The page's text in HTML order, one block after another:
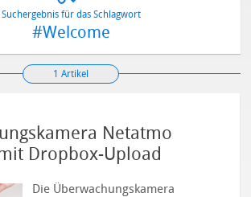
Suchergebnis für das Schlagwort
#Welcome
1 Artikel
Netatmo
Dropbox-Upload
Die Überwachungskamera